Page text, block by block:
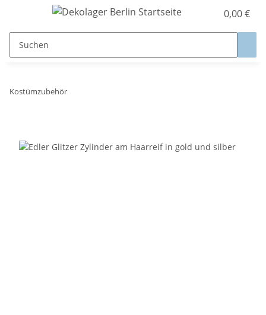
0,00 €
Kostümzubehör